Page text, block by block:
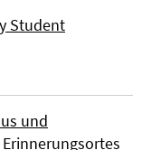
Student
und